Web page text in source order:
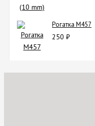
Рогатка M457
250 ₽